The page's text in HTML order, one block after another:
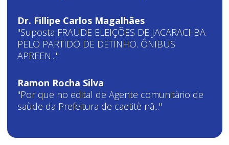
Dr. Fillipe Carlos Magalhães
"Suposta FRAUDE ELEIÇÕES DE JACARACI-BA
PELO PARTIDO DE DETINHO. ÔNIBUS
APREEN..."
Ramon Rocha Silva
"Por que no edital de Agente comunitàrio de
saùde da Prefeitura de caetitè nâ..."